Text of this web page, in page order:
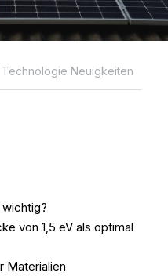
Technologi
Technologi
Neuigk
bei Neuigkeiten
von 1,5 eV als optimal
Materialien